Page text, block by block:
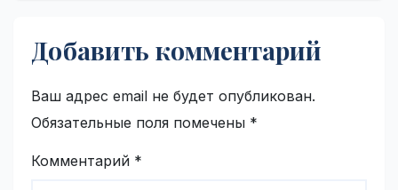
Добавить комментарий
Ваш адрес email не будет опубликован.
Обязательные поля помечены *
Комментарий *